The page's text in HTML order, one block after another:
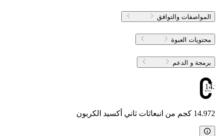
المواصفات والتوافق
محتويات العبوة
برمجة و الدعم
14.972 كجم من انبعاثات ثاني أكسيد الكربون